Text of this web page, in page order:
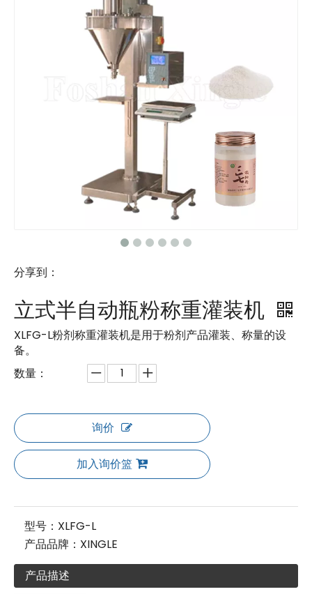
分享到：
立式半自动瓶粉称重灌装机
XLFG-L粉剂称重灌装机是用于粉剂产品灌装、称量的设
备。
数量：
询价
加入询价篮
型号： XLFG-L
产品品牌： XINGLE
产品描述